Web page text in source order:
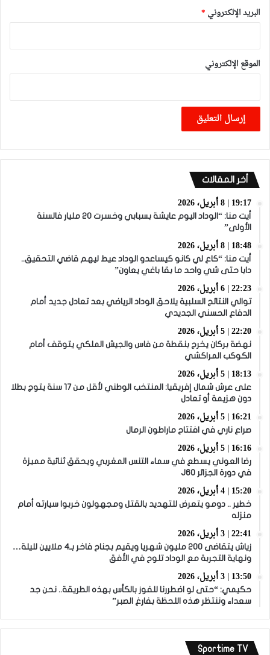
البريد الإلكتروني *
الموقع الإلكتروني
أخر المقالات
19:17 | 8 أبريل، 2026
أيت منا: “الوداد اليوم عايشة بسبابي وخسرت 20 مليار فالسنة
الأولى”
18:48 | 8 أبريل، 2026
أيت منا: “كاع لي كانو كيساعدو الوداد عيط ليهم قاضي التحقيق..
دابا حتى شي واحد ما بقا باغي يعاون”
22:23 | 6 أبريل، 2026
توالي النتائج السلبية يلاحق الوداد الرياضي بعد تعادل جديد أمام
الدفاع الحسني الجديدي
22:20 | 5 أبريل، 2026
نهضة بركان يخرج بنقطة من فاس والجيش الملكي يتوقف أمام
الكوكب المراكشي
18:13 | 5 أبريل، 2026
على عرش شمال إفريقيا: المنتخب الوطني لأقل من 17 سنة يتوج بطلا
دون هزيمة أو تعادل
16:21 | 5 أبريل، 2026
صراع ناري في افتتاح ماراطون الرمال
16:16 | 5 أبريل، 2026
رضا العوني يسطع في سماء التنس المغربي ويحقق ثنائية مميزة
في دورة الجزائر J60
15:20 | 4 أبريل، 2026
خطير .. دومو يتعرض للتهديد بالقتل ومجهولون خربوا سيارته أمام
منزله
22:41 | 3 أبريل، 2026
زياش يتقاضى 200 مليون شهريا ويقيم بجناح فاخر بـ4 ملايين لليلة…
ونهاية التجربة مع الوداد تلوح في الأفق
13:50 | 3 أبريل، 2026
حكيمي: “حتى لو اضطررنا للفوز بالكأس بهذه الطريقة.. نحن جد
سعداء وننتظر هذه اللحظة بفارغ الصبر”
Sportime TV